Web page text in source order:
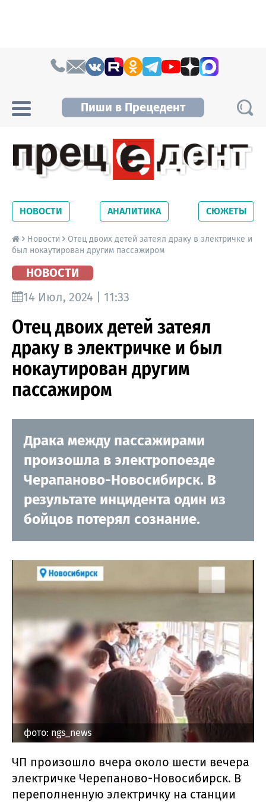
Пиши в Прецедент
Новосибирской области. Читайте свежие
новости на сайте сетевого издания
Precedent.
НОВОСТИ АНАЛИТИКА СЮЖЕТЫ
Новости
Отец двоих детей затеял драку в электричке и
был нокаутирован другим пассажиром
НОВОСТИ
14 Июл, 2024 | 11:33
Отец двоих детей затеял
драку в электричке и был
нокаутирован другим
пассажиром
Драка между пассажирами
произошла в электропоезде
Черапаново-Новосибирск. В
результате инцидента один из
бойцов потерял сознание.
фото: ngs_news
ЧП произошло вчера около шести вечера
электричке Черепаново-Новосибирск. В
переполненную электричку на станции